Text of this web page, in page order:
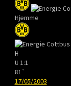
Hjemme
H
U 1:1
81`
17/05/2003